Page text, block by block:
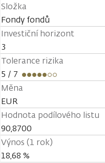
Složka
Fondy fondů
Investiční horizont
3
Tolerance rizika
5 / 7
Měna
EUR
Hodnota podílového listu
90,8700
Výnos (1 rok)
18,68 %